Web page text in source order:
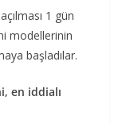
1 gün
modellerinin
başladılar.
en iddialı